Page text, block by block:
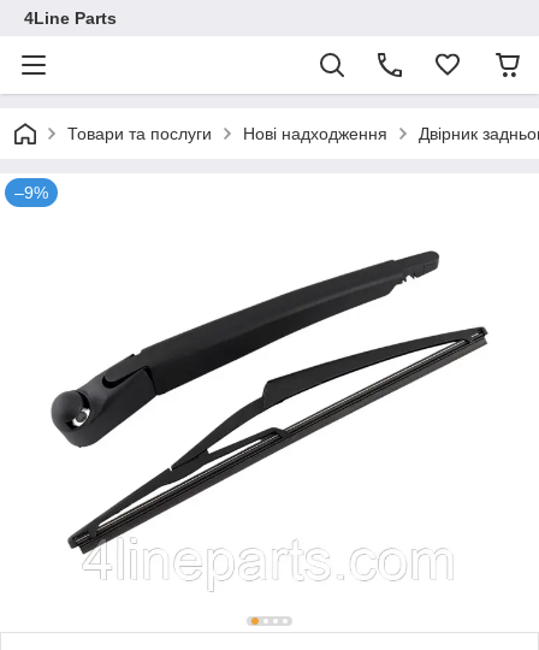
4Line Parts
Товари та послуги Нові надходження Двірник
–9%